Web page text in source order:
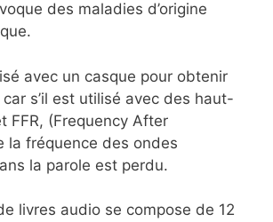
des maladies d’origine
avec un casque pour obtenir
s’il est utilisé avec des haut-
FFR, (Frequency After
la fréquence des ondes
la parole est perdu.
livres audio se compose de 12